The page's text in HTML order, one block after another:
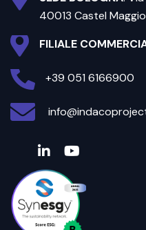
40013 Castel
FILIALE
+39 051 6166900